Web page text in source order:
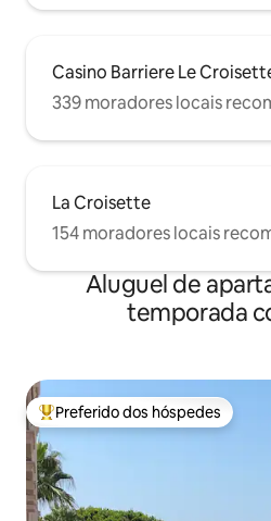
Casino Barriere Le
339 moradores locais
La Croisette
154 moradores locais
Aluguel de
temporada
Entre os melhores preferidos dos
Preferido dos hóspedes